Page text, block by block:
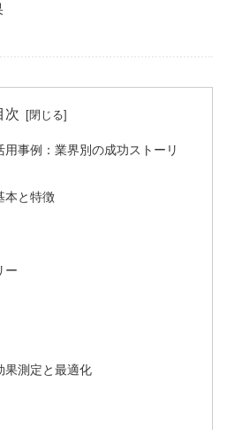
次
事例：業界別の成功ストーリ
本と特徴
ー
果測定と最適化